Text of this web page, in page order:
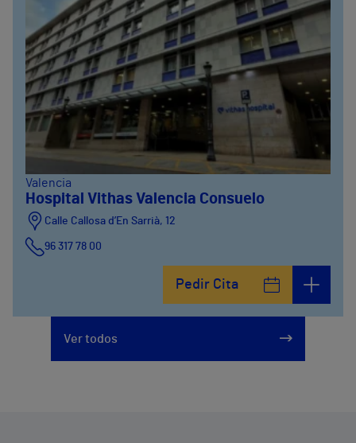
Valencia
Hospital Vithas Valencia Consuelo
Calle Callosa d’En Sarrià, 12
96 317 78 00
Pedir Cita
Ver todos